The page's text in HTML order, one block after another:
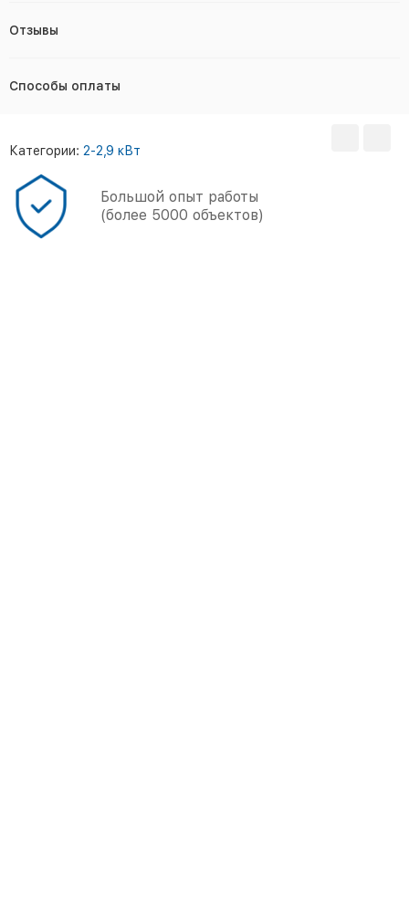
Отзывы
Способы оплаты
Категории: 2-2,9 кВт
Большой опыт работы
(более 5000 объектов)